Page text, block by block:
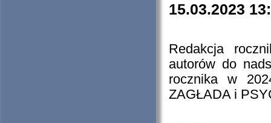
15.03.2023
Redakcja
autorów do
rocznika w
ZAGŁADA i